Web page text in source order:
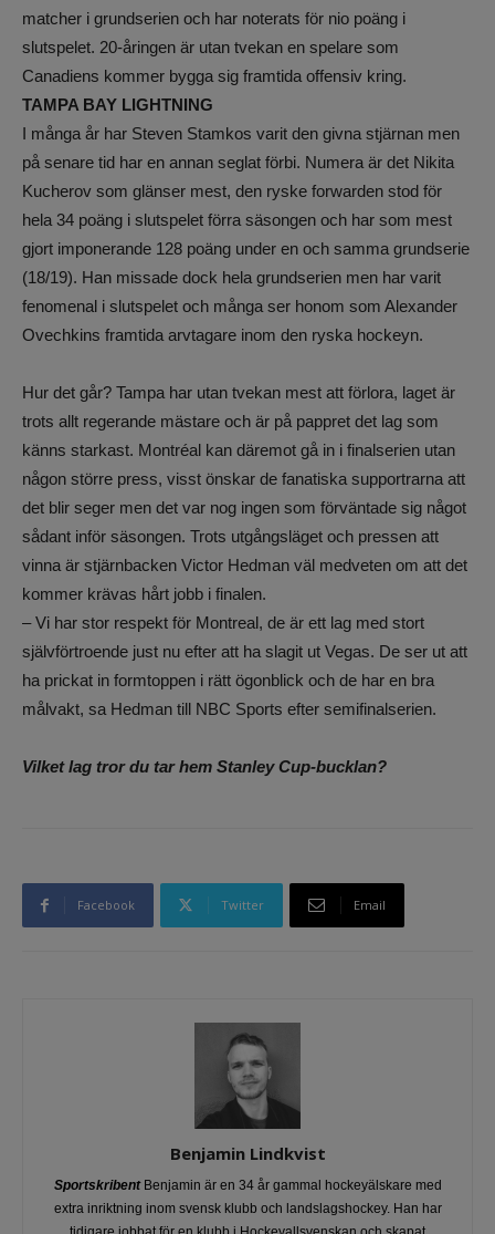
matcher i grundserien och har noterats för nio poäng i
slutspelet. 20-åringen är utan tvekan en spelare som
Canadiens kommer bygga sig framtida offensiv kring.
TAMPA BAY LIGHTNING
I många år har Steven Stamkos varit den givna stjärnan men
på senare tid har en annan seglat förbi. Numera är det Nikita
Kucherov som glänser mest, den ryske forwarden stod för
hela 34 poäng i slutspelet förra säsongen och har som mest
gjort imponerande 128 poäng under en och samma grundserie
(18/19). Han missade dock hela grundserien men har varit
fenomenal i slutspelet och många ser honom som Alexander
Ovechkins framtida arvtagare inom den ryska hockeyn.
Hur det går? Tampa har utan tvekan mest att förlora, laget är
trots allt regerande mästare och är på pappret det lag som
känns starkast. Montréal kan däremot gå in i finalserien utan
någon större press, visst önskar de fanatiska supportrarna att
det blir seger men det var nog ingen som förväntade sig något
sådant inför säsongen. Trots utgångsläget och pressen att
vinna är stjärnbacken Victor Hedman väl medveten om att det
kommer krävas hårt jobb i finalen.
– Vi har stor respekt för Montreal, de är ett lag med stort
självförtroende just nu efter att ha slagit ut Vegas. De ser ut att
ha prickat in formtoppen i rätt ögonblick och de har en bra
målvakt, sa Hedman till NBC Sports efter semifinalserien.
Vilket lag tror du tar hem Stanley Cup-bucklan?
Facebook Twitter Email
Benjamin Lindkvist
SportskribentBenjamin är en 34 år gammal hockeyälskare med
extra inriktning inom svensk klubb och landslagshockey. Han har